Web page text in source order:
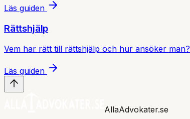
Läs guiden
Rättshjälp
Vem har rätt till rättshjälp och hur ansöker man?
Läs guiden
AllaAdvokater.se